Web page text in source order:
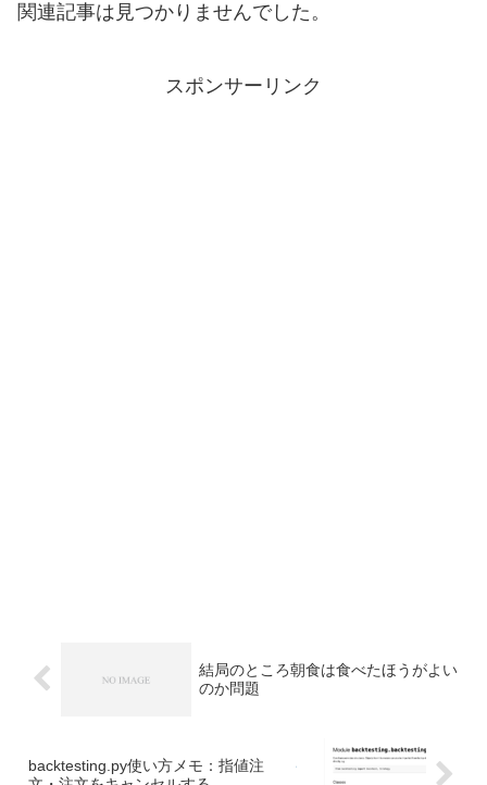
関連記事は見つかりませんでした。
スポンサーリンク
結局のところ朝食は食べたほうがよい
のか問題
backtesting.py使い方メモ：指値注